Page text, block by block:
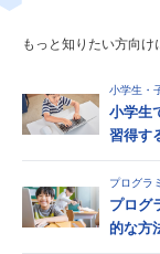
もっと知りたい方向け
小学生・
小学生
習得す
プログラ
プログ
的な方